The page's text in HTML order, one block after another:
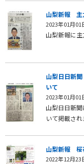
山梨新報 主
2023年01月01
山梨新報に主
山梨日日新
いて
2023年01月01
山梨日日新
いて掲載され
山梨新報 桜
2022年12月23